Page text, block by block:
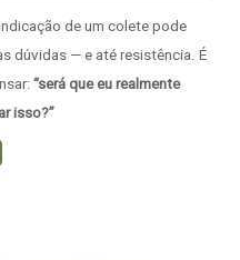
de um colete pode
dúvidas — e até resistência. É
“será que eu realmente
isso?”